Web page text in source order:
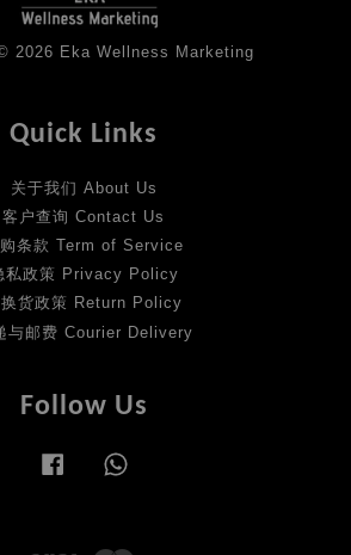
2026 Eka Wellness Marketing
Quick Links
关于我们 About Us
客户查询 Contact Us
购条款 Term of Service
私政策 Privacy Policy
货政策 Return Policy
与邮费 Courier Delivery
Follow Us
Facebook